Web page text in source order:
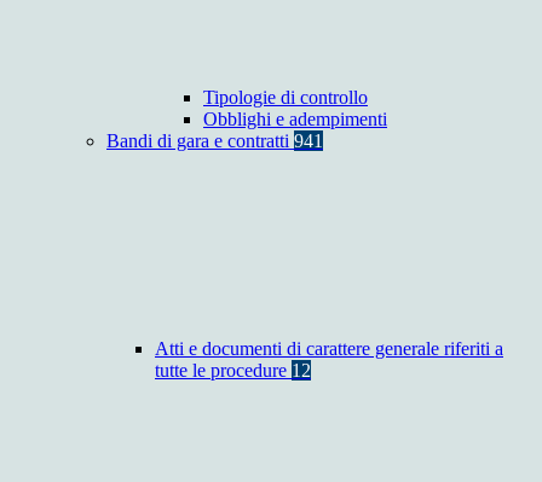
Tipologie di controllo
Obblighi e adempimenti
Bandi di gara e contratti 941
Atti e documenti di carattere generale riferiti a
tutte le procedure 12